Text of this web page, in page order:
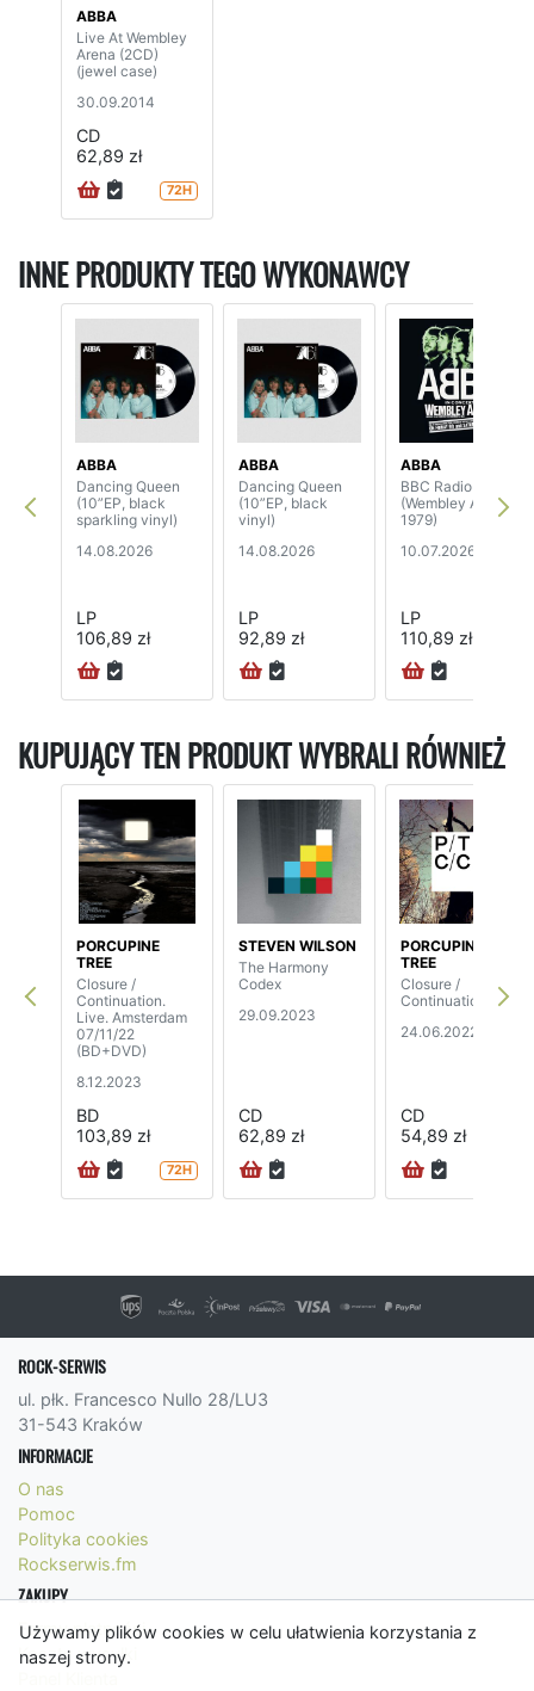
Używamy plików cookies w celu ułatwienia korzystania z
naszej strony.
ABBA
Live At Wembley
Arena (2CD)
(jewel case)
30.09.2014
CD
62,89 zł
72H
INNE PRODUKTY TEGO WYKONAWCY
ABBA
Dancing Queen
(10”EP, black
sparkling vinyl)
14.08.2026
LP
106,89 zł
ABBA
Dancing Queen
(10”EP, black
vinyl)
14.08.2026
LP
92,89 zł
ABBA
BBC Radio One
(Wembley Arena
1979)
10.07.2026
LP
110,89 zł
KUPUJĄCY TEN PRODUKT WYBRALI RÓWNIEŻ
PORCUPINE
TREE
Closure /
Continuation.
Live. Amsterdam
07/11/22
(BD+DVD)
8.12.2023
BD
103,89 zł
72H
STEVEN WILSON
The Harmony
Codex
29.09.2023
CD
62,89 zł
PORCUPINE
TREE
Closure /
Continuation
24.06.2022
CD
54,89 zł
ROCK-SERWIS
ul. płk. Francesco Nullo 28/LU3
31-543 Kraków
INFORMACJE
O nas
Pomoc
Polityka cookies
Rockserwis.fm
ZAKUPY
Formy płatności
Koszty wysyłki